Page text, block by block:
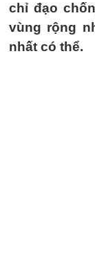
chỉ đạo
vùng rộng
nhất có thể.